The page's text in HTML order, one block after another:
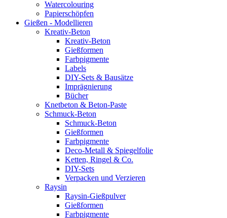
Watercolouring
Papierschöpfen
Gießen - Modellieren
Kreativ-Beton
Kreativ-Beton
Gießformen
Farbpigmente
Labels
DIY-Sets & Bausätze
Imprägnierung
Bücher
Knetbeton & Beton-Paste
Schmuck-Beton
Schmuck-Beton
Gießformen
Farbpigmente
Deco-Metall & Spiegelfolie
Ketten, Ringel & Co.
DIY-Sets
Verpacken und Verzieren
Raysin
Raysin-Gießpulver
Gießformen
Farbpigmente